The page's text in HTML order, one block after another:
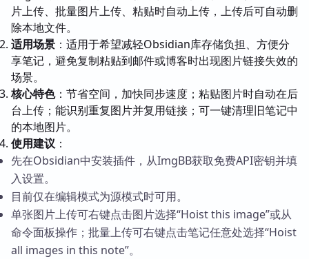
片上传、批量图片上传、粘贴时自动上传，上传后可自动删
除本地文件。
适用场景 ：适用于希望减轻Obsidian库存储负担、方便分
享笔记，避免复制粘贴到邮件或博客时出现图片链接失效的
场景。
核心特色：节省空间，加快同步速度；粘贴图片时自动在后
台上传；能识别重复图片并复用链接；可一键清理旧笔记中
的本地图片。
使用建议 ：
先在Obsidian中安装插件，从ImgBB获取免费API密钥并填
入设置。
目前仅在编辑模式为源模式时可用。
单张图片上传可右键点击图片选择“Hoist this image”或从
命令面板操作；批量上传可右键点击笔记任意处选择“Hoist
all images in this note”。